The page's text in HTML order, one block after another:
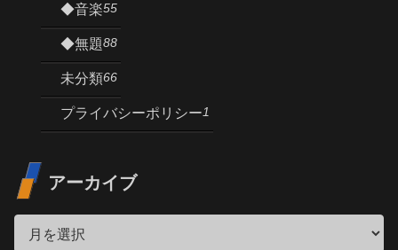
◆音楽55
◆無題88
未分類66
プライバシーポリシー1
アーカイブ